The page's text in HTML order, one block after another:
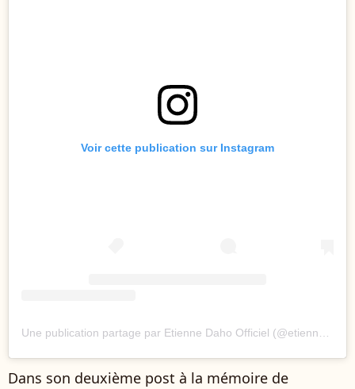
Voir cette publication sur Instagram
Dans son deuxième post à la mémoire de